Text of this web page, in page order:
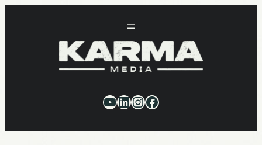
YouTube
LinkedIn
Instagram
Facebook